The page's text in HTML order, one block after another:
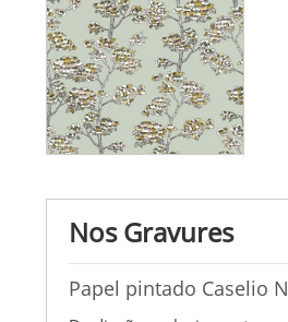
Nos Gravures
Papel pintado Caselio